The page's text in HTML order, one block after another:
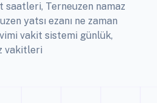
saatleri, Terneuzen namaz
yatsı ezanı ne zaman
vakit sistemi günlük,
vakitleri